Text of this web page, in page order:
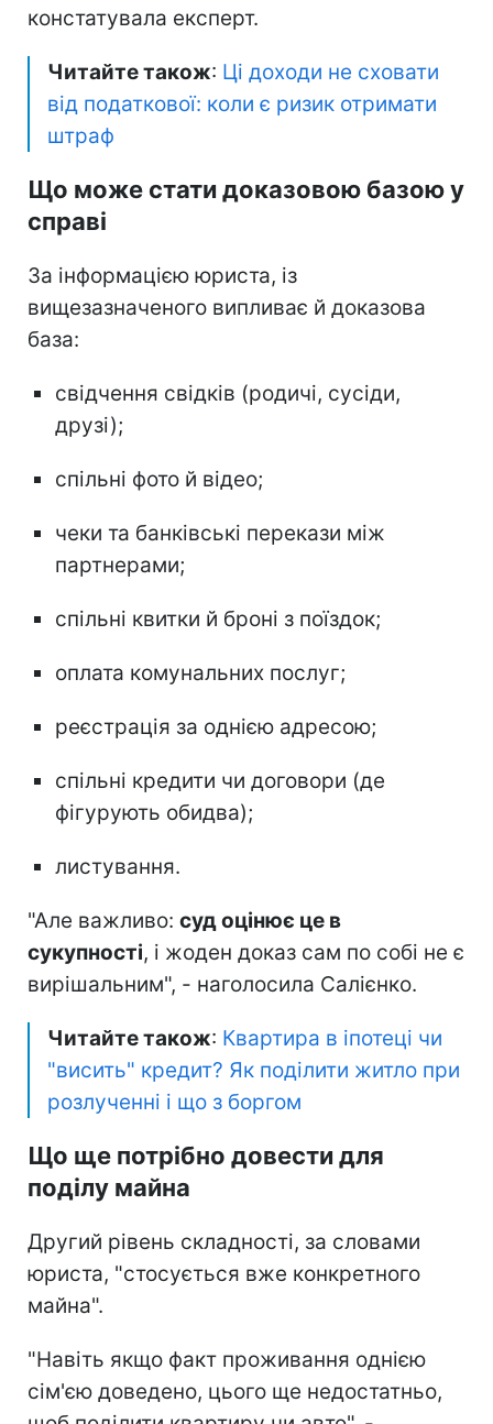
констатувала експерт.
Читайте також: Ці доходи не сховати
від податкової: коли є ризик отримати
штраф
Що може стати доказовою базою у
справі
За інформацією юриста, із
вищезазначеного випливає й доказова
база:
свідчення свідків (родичі, сусіди,
друзі);
спільні фото й відео;
чеки та банківські перекази між
партнерами;
спільні квитки й броні з поїздок;
оплата комунальних послуг;
реєстрація за однією адресою;
спільні кредити чи договори (де
фігурують обидва);
листування.
"Але важливо: суд оцінює це в
сукупності, і жоден доказ сам по собі не є
вирішальним", - наголосила Салієнко.
Читайте також: Квартира в іпотеці чи
"висить" кредит? Як поділити житло при
розлученні і що з боргом
Що ще потрібно довести для
поділу майна
Другий рівень складності, за словами
юриста, "стосується вже конкретного
майна".
"Навіть якщо факт проживання однією
сім'єю доведено, цього ще недостатньо,